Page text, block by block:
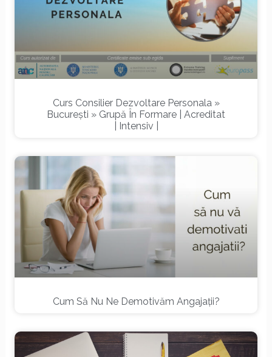
Curs Consilier Dezvoltare Personala »
București » Grupă În Formare | Acreditat
| Intensiv |
Cum Să Nu Ne Demotivăm Angajații?